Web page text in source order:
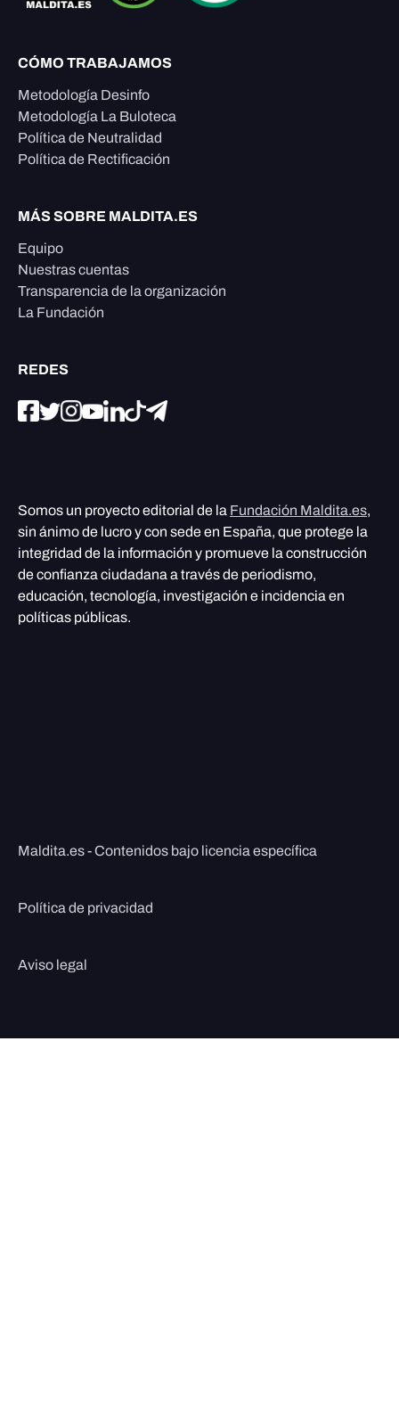
CÓMO TRABAJAMOS
Metodología Desinfo
Metodología La Buloteca
Política de Neutralidad
Política de Rectificación
MÁS SOBRE MALDITA.ES
Equipo
Nuestras cuentas
Transparencia de la organización
La Fundación
REDES
Somos un proyecto editorial de la Fundación Maldita.es,
sin ánimo de lucro y con sede en España, que protege la
integridad de la información y promueve la construcción
de confianza ciudadana a través de periodismo,
educación, tecnología, investigación e incidencia en
políticas públicas.
Maldita.es - Contenidos bajo licencia específica
Política de privacidad
Aviso legal